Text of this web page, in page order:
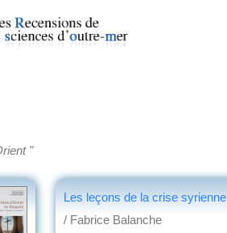
"
Les leçons de la crise syrienne
/ Fabrice Balanche